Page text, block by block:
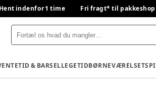
indenfor 1 time Fri fragt* til pakkeshop
& BARSELLEGETIDBØRNEVÆRELSET